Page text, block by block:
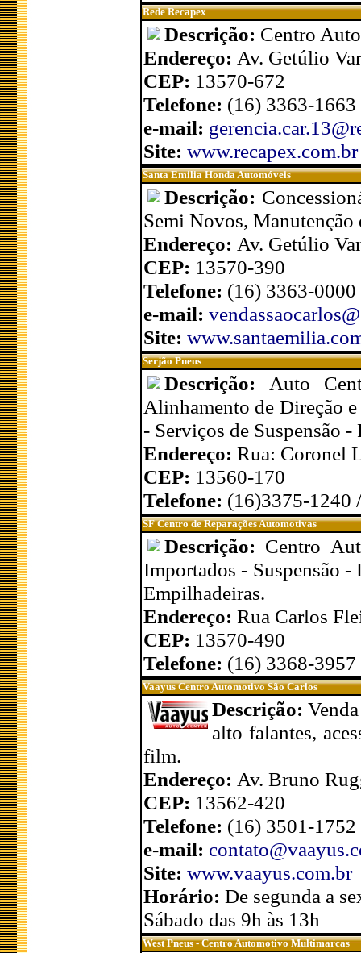
Rede Recapex
Descrição: Centro
Endereço: Av. Getúlio
CEP: 13570-672
Telefone: (16) 3363-1663
e-mail:
Site: www.recapex.com.br
Santa Emilia Honda Automóveis
Descrição:
Semi Novos,
Endereço: Av. Getúlio
CEP: 13570-390
Telefone: (16) 3363-0000
e-mail:
Site:
Serjão Pneus
Descrição: Auto
Alinhamento de Direção
- Serviços de Suspensão
Endereço: Rua: Coronel
CEP: 13560-170
Telefone: (16)3375-1240
SF Centro de Reparações Automotivas
Descrição: Centro
Importados - Suspensão
Empilhadeiras.
Endereço: Rua Carlos
CEP: 13570-490
Telefone: (16) 3368-
Vaayus Centro Automotivo São Carlos
Descrição:
alto falantes,
film.
Endereço: Av. Bruno
CEP: 13562-420
Telefone: (16) 3501-1752
e-mail:
Site: www.vaayus.com.br
Horário: De segunda a
Sábado das 9h às 13h
West Pneus - Centro Automotivo Multimarcas